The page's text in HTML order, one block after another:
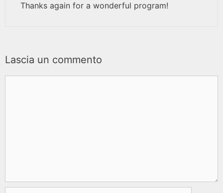
Thanks again for a wonderful program!
Lascia un commento